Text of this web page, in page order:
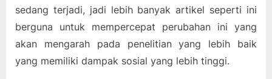
sedang terjadi, jadi lebih banyak artikel seperti ini
berguna untuk mempercepat perubahan ini yang
akan mengarah pada penelitian yang lebih baik
yang memiliki dampak sosial yang lebih tinggi.